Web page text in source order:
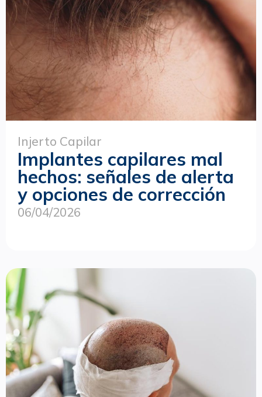
Injerto Capilar
Implantes capilares mal
hechos: señales de alerta
y opciones de corrección
06/04/2026